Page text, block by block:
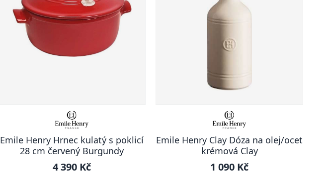
Emile Henry Hrnec kulatý s poklicí
28 cm červený Burgundy
4 390 Kč
Emile Henry Clay Dóza na olej/ocet
krémová Clay
1 090 Kč